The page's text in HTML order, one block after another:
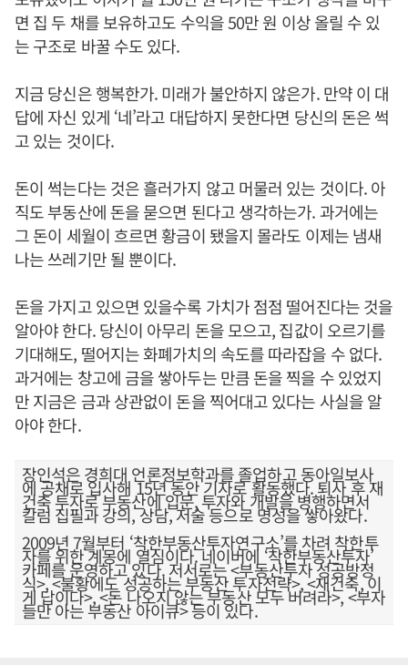
면 집 두 채를 보유하고도 수익을 50만 원 이상 올릴 수 있
는 구조로 바꿀 수도 있다.
지금 당신은 행복한가. 미래가 불안하지 않은가. 만약 이 대
답에 자신 있게 ‘네’라고 대답하지 못한다면 당신의 돈은 썩
고 있는 것이다.
돈이 썩는다는 것은 흘러가지 않고 머물러 있는 것이다. 아
직도 부동산에 돈을 묻으면 된다고 생각하는가. 과거에는
그 돈이 세월이 흐르면 황금이 됐을지 몰라도 이제는 냄새
나는 쓰레기만 될 뿐이다.
돈을 가지고 있으면 있을수록 가치가 점점 떨어진다는 것을
알아야 한다. 당신이 아무리 돈을 모으고, 집값이 오르기를
기대해도, 떨어지는 화폐가치의 속도를 따라잡을 수 없다.
과거에는 창고에 금을 쌓아두는 만큼 돈을 찍을 수 있었지
만 지금은 금과 상관없이 돈을 찍어대고 있다는 사실을 알
아야 한다.
장인석은 경희대 언론정보학과를 졸업하고 동아일보사
에 공채로 입사해 15년 동안 기자로 활동했다. 퇴사 후 재
건축 투자로 부동산에 입문, 투자와 개발을 병행하면서
칼럼 집필과 강의, 상담, 저술 등으로 명성을 쌓아왔다.
2009년 7월부터 ‘착한부동산투자연구소’를 차려 착한투
자를 위한 계몽에 열심이다. 네이버에 ‘착한부동산투자’
카페를 운영하고 있다. 저서로는 <부동산투자 성공방정
식>, <불황에도 성공하는 부동산 투자전략>, <재건축, 이
게 답이다>, <돈 나오지 않는 부동산 모두 버려라>, <부자
들만 아는 부동산 아이큐> 등이 있다.